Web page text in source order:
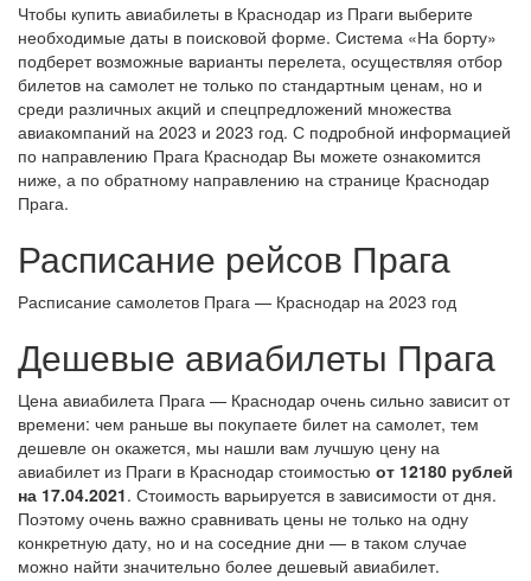
Чтобы купить авиабилеты в Краснодар из Праги выберите
необходимые даты в поисковой форме. Система «На борту»
подберет возможные варианты перелета, осуществляя отбор
билетов на самолет не только по стандартным ценам, но и
среди различных акций и спецпредложений множества
авиакомпаний на 2023 и 2023 год. С подробной информацией
по направлению Прага Краснодар Вы можете ознакомится
ниже, а по обратному направлению на странице Краснодар
Прага.
Расписание рейсов Прага
Расписание самолетов Прага — Краснодар на 2023 год
Дешевые авиабилеты Прага
Цена авиабилета Прага — Краснодар очень сильно зависит от
времени: чем раньше вы покупаете билет на самолет, тем
дешевле он окажется, мы нашли вам лучшую цену на
авиабилет из Праги в Краснодар стоимостью от 12180 рублей
на 17.04.2021. Стоимость варьируется в зависимости от дня.
Поэтому очень важно сравнивать цены не только на одну
конкретную дату, но и на соседние дни — в таком случае
можно найти значительно более дешевый авиабилет.